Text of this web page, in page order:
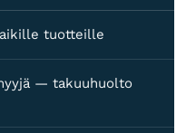
tuotteille
— takuuhuolto